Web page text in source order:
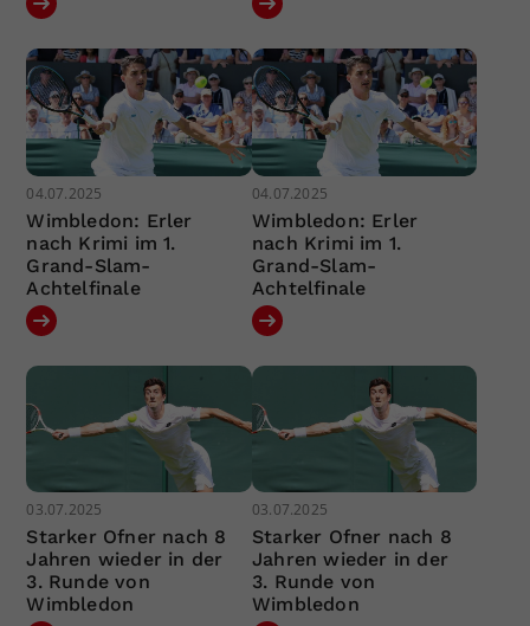
04.07.2025
Wimbledon: Erler
nach Krimi im 1.
Grand-Slam-
Achtelfinale
04.07.2025
Wimbledon: Erler
nach Krimi im 1.
Grand-Slam-
Achtelfinale
03.07.2025
Starker Ofner nach 8
Jahren wieder in der
3. Runde von
Wimbledon
03.07.2025
Starker Ofner nach 8
Jahren wieder in der
3. Runde von
Wimbledon